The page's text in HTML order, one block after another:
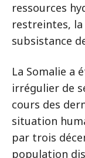
ressources
restreintes, la
subsistance
La Somalie a
irrégulier de
cours des
situation
par trois
population